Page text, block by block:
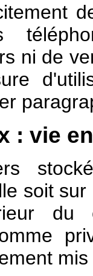
ni de
: vie
soit
du